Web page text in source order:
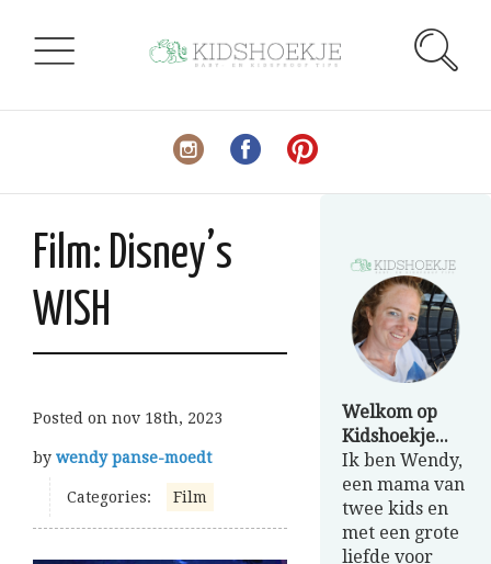
Film: Disney’s
WISH
Posted on nov 18th, 2023
by wendy panse-moedt
Categories: Film
Welkom op
Kidshoekje...
Ik ben Wendy,
een mama van
twee kids en
met een grote
liefde voor